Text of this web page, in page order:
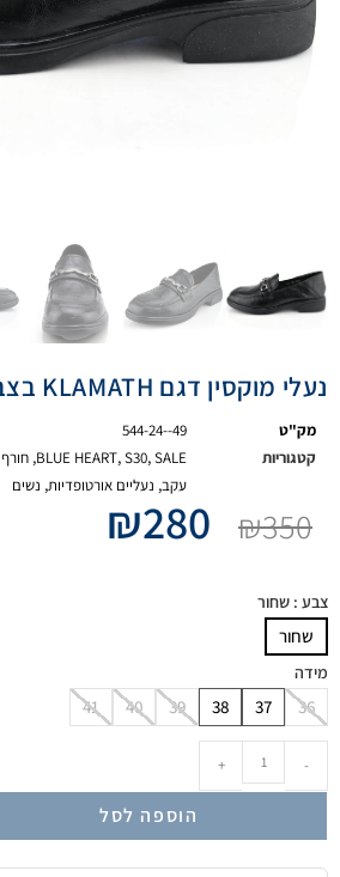
נעלי מוקסין דגם KLAMATH בצבע שחור
מק"ט
544-24--49
קטגוריות
BLUE HEART,S30,SALE
, חורף 25/26
עקב, נעליים אורטופדיות, נשים
₪350
₪280
צבע : שחור
שחור
מידה
36
37
38
39
40
41
-
+
הוספה לסל